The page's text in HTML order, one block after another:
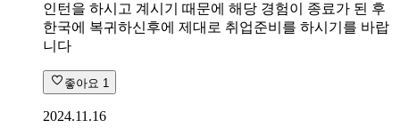
인턴을 하시고 계시기 때문에 해당 경험이 종료가 된 후
한국에 복귀하신후에 제대로 취업준비를 하시기를 바랍
니다
좋아요 1
2024.11.16